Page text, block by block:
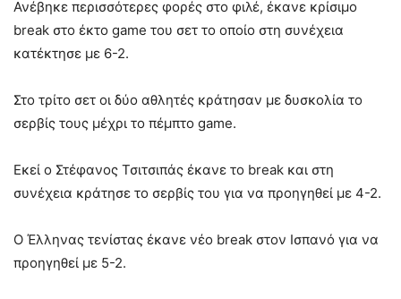
Ανέβηκε περισσότερες φορές στο φιλέ, έκανε κρίσιμο
break στο έκτο game του σετ το οποίο στη συνέχεια
κατέκτησε με 6-2.
Στο τρίτο σετ οι δύο αθλητές κράτησαν με δυσκολία το
σερβίς τους μέχρι το πέμπτο game.
Εκεί ο Στέφανος Τσιτσιπάς έκανε το break και στη
συνέχεια κράτησε το σερβίς του για να προηγηθεί με 4-2.
Ο Έλληνας τενίστας έκανε νέο break στον Ισπανό για να
προηγηθεί με 5-2.